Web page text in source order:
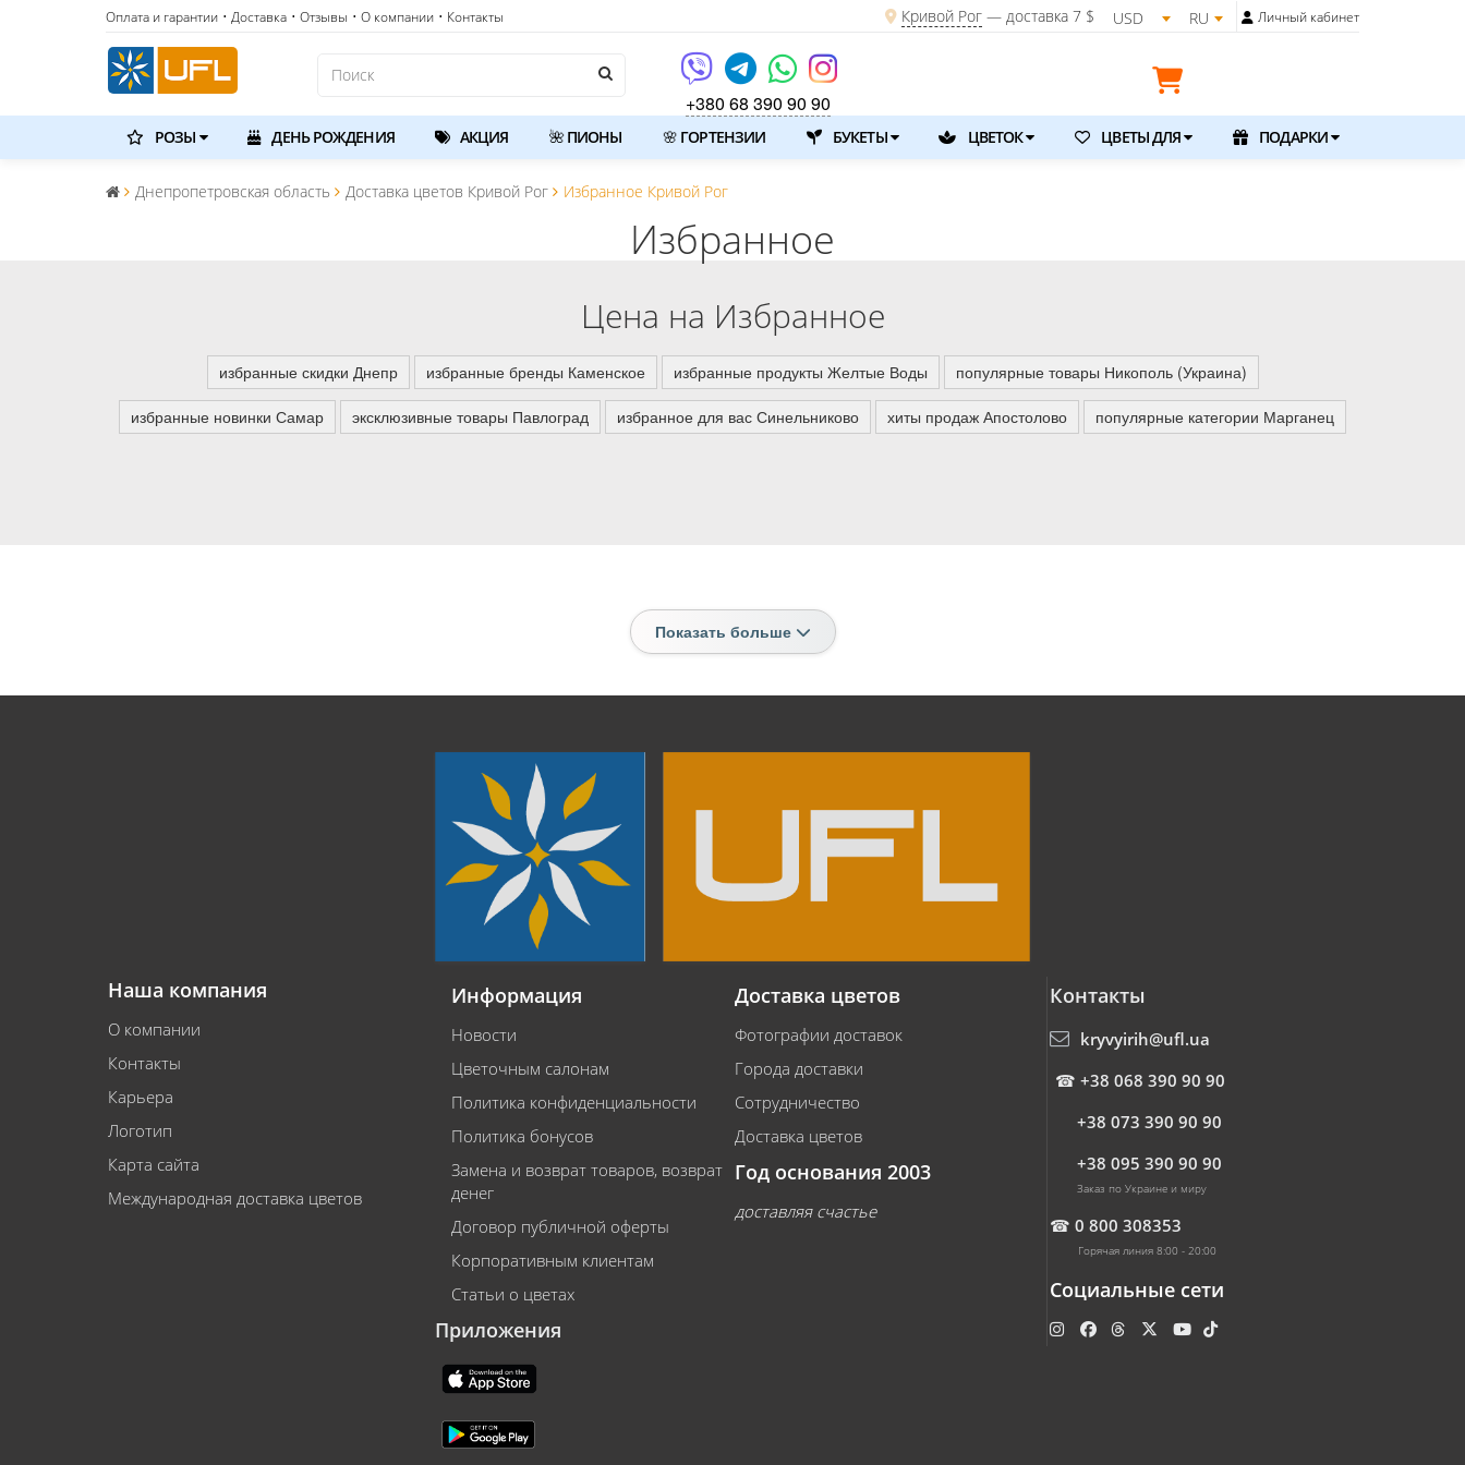
Оплата и гарантии • Доставка • Отзывы • О компании • Контакты Кривой Рог— доставка 7 $ USD RU Личный кабинет
+380 68 390 90 90
РОЗЫ ДЕНЬ РОЖДЕНИЯ АКЦИЯ 🌺 ПИОНЫ 🌸 ГОРТЕНЗИИ БУКЕТЫ ЦВЕТОК ЦВЕТЫ ДЛЯ ПОДАРКИ
Днепропетровская область Доставка цветов Кривой Рог Избранное Кривой Рог
Избранное
Цена на Избранное
избранные скидки Днепр избранные бренды Каменское избранные продукты Желтые Воды популярные товары Никополь (Украина)
избранные новинки Самар эксклюзивные товары Павлоград избранное для вас Синельниково хиты продаж Апостолово популярные категории Марганец
Показать больше
Наша компания
О компании
Контакты
Карьера
Логотип
Карта сайта
Международная доставка цветов
Информация
Новости
Цветочным салонам
Политика конфиденциальности
Политика бонусов
Замена и возврат товаров, возврат
денег
Договор публичной оферты
Корпоративным клиентам
Статьи о цветах
Приложения
Доставка цветов
Фотографии доставок
Города доставки
Сотрудничество
Доставка цветов
Год основания 2003
доставляя счастье
Контакты
kryvyirih@ufl.ua
☎ +38 068 390 90 90
+38 073 390 90 90
+38 095 390 90 90
Заказ по Украине и миру
☎ 0 800 308353
Горячая линия 8:00 - 20:00
Социальные сети